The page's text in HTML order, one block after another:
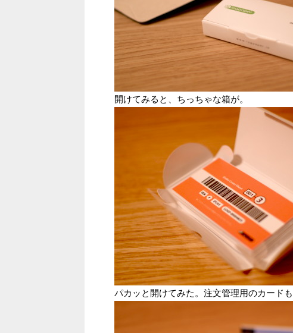
開けてみると、ちっちゃな箱が。
パカッと開けてみた。注文管理用のカードも